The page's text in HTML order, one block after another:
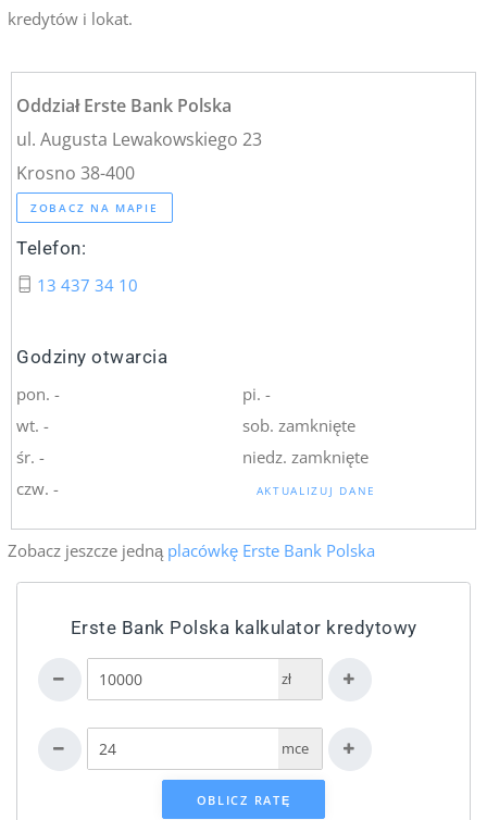
kredytów i lokat.
Oddział Erste Bank Polska
ul. Augusta Lewakowskiego 23
Krosno 38-400
ZOBACZ NA MAPIE
Telefon:
13 437 34 10
Godziny otwarcia
pon. -
wt. -
śr. -
czw. -
pi. -
sob. zamknięte
niedz. zamknięte
AKTUALIZUJ DANE
Zobacz jeszcze jednąplacówkę Erste Bank Polska
Erste Bank Polska kalkulator kredytowy
zł
mce